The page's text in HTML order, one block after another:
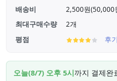
배송비
2,500원(50,000
최대구매수량
2개
평점
후
오늘(8/7) 오후 5시까지 결제완